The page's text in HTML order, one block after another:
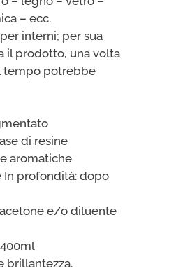
– ecc.
per interni; per sua
il prodotto, una volta
tempo potrebbe
di resine
aromatiche
In profondità: dopo
e/o diluente
brillantezza.